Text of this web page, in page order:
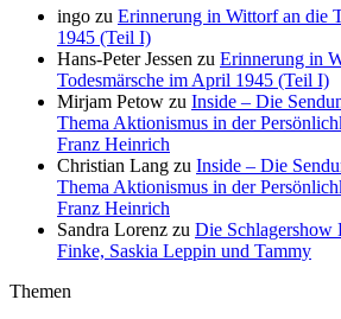
ingo zu Erinnerung in Wittorf an die
1945 (Teil I)
Hans-Peter Jessen zu Erinnerung in
Todesmärsche im April 1945 (Teil I)
Mirjam Petow zu Inside – Die
Thema Aktionismus in der
Franz Heinrich
Christian Lang zu Inside – Die
Thema Aktionismus in der
Franz Heinrich
Sandra Lorenz zu Die Schlagershow
Finke, Saskia Leppin und Tammy
Themen